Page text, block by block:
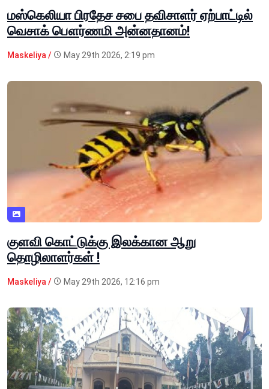
மஸ்கெலியா பிரதேச சபை தவிசாளர் ஏற்பாட்டில்
வெசாக் பௌர்ணமி அன்னதானம்!
Maskeliya / May 29th 2026, 2:19 pm
குளவி கொட்டுக்கு இலக்கான ஆறு
தொழிலாளர்கள் !
Maskeliya / May 29th 2026, 12:16 pm